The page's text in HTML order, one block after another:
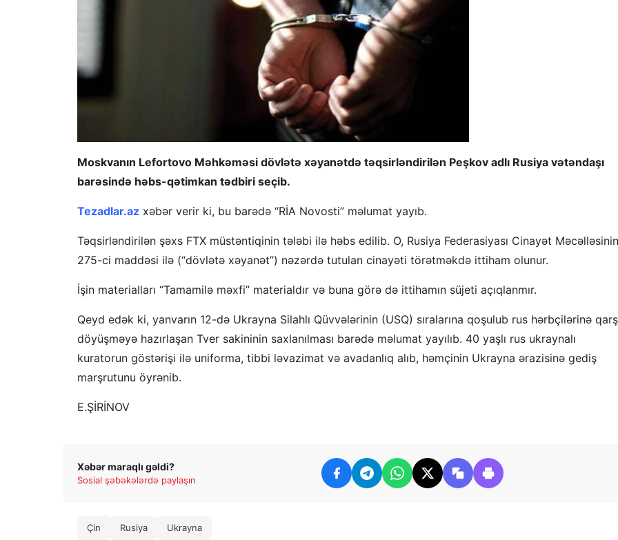
Moskvanın Lefortovo Məhkəməsi dövlətə xəyanətdə təqsirləndirilən Peşkov adlı Rusiya vətəndaşı
barəsində həbs-qətimkan tədbiri seçib.
Tezadlar.az xəbər verir ki, bu barədə “RİA Novosti” məlumat yayıb.
Təqsirləndirilən şəxs FTX müstəntiqinin tələbi ilə həbs edilib. O, Rusiya Federasiyası Cinayət Məcəlləsinin
275-ci maddəsi ilə (“dövlətə xəyanət”) nəzərdə tutulan cinayəti törətməkdə ittiham olunur.
İşin materialları “Tamamilə məxfi” materialdır və buna görə də ittihamın süjeti açıqlanmır.
Qeyd edək ki, yanvarın 12-də Ukrayna Silahlı Qüvvələrinin (USQ) sıralarına qoşulub rus hərbçilərinə
döyüşməyə hazırlaşan Tver sakininin saxlanılması barədə məlumat yayılıb. 40 yaşlı rus ukraynalı
kuratorun göstərişi ilə uniforma, tibbi ləvazimat və avadanlıq alıb, həmçinin Ukrayna ərazisinə gediş
marşrutunu öyrənib.
E.ŞİRİNOV
Xəbər maraqlı gəldi?
Sosial şəbəkələrdə paylaşın
Çin Rusiya Ukrayna